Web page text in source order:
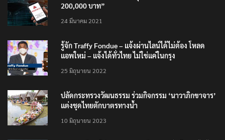
200,000 บาท”
24 มีนาคม 2021
รู้จัก Traffy Fondue – แจ้งผ่านไลน์ได้ไม่ต้อง โหลด
แอพใหม่ – แจ้งได้ทั่วไทย ไม่ใช่แค่ในกรุง
25 มิถุนายน 2022
ปลัดกระทรวงวัฒนธรรม ร่วมกิจกรรม ‘นาวาภิกขาจาร’
แต่งชุดไทยตักบาตรทางน้ำ
10 มิถุนายน 2023